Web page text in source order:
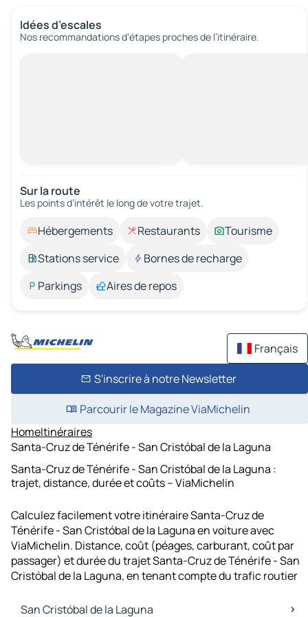
Idées d’escales
Nos recommandations d'étapes proches de l’itinéraire.
Sur la route
Les points d’intérêt le long de votre trajet.
Hébergements Restaurants
Tourisme
Stations service
Bornes de recharge
Parkings
Aires de repos
Français
S'inscrire à notre Newsletter
Parcourir le Magazine ViaMichelin
HomeItinéraires
Santa-Cruz de Ténérife - San Cristóbal de la Laguna
Santa-Cruz de Ténérife - San Cristóbal de la Laguna :
trajet, distance, durée et coûts – ViaMichelin
Calculez facilement votre itinéraire Santa-Cruz de
Ténérife - San Cristóbal de la Laguna en voiture avec
ViaMichelin. Distance, coût (péages, carburant, coût par
passager) et durée du trajet Santa-Cruz de Ténérife - San
Cristóbal de la Laguna, en tenant compte du trafic routier
San Cristóbal de la Laguna